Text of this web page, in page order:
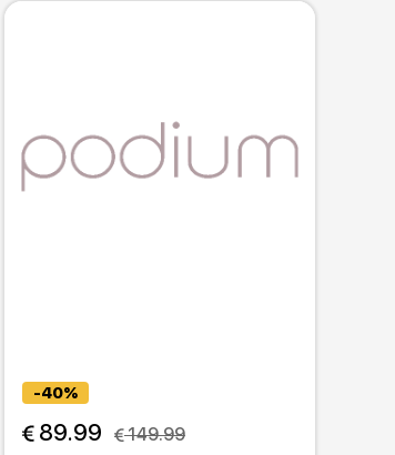
-40%
89.99 149.99